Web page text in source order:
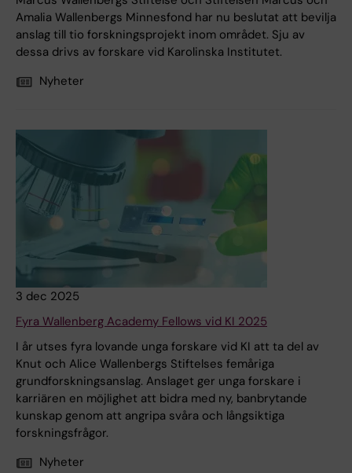
Amalia Wallenbergs Minnesfond har nu beslutat att bevilja
anslag till tio forskningsprojekt inom området. Sju av
dessa drivs av forskare vid Karolinska Institutet.
Nyheter
3 dec 2025
Fyra Wallenberg Academy Fellows vid KI 2025
I år utses fyra lovande unga forskare vid KI att ta del av
Knut och Alice Wallenbergs Stiftelses femåriga
grundforskningsanslag. Anslaget ger unga forskare i
karriären en möjlighet att bidra med ny, banbrytande
kunskap genom att angripa svåra och långsiktiga
forskningsfrågor.
Nyheter